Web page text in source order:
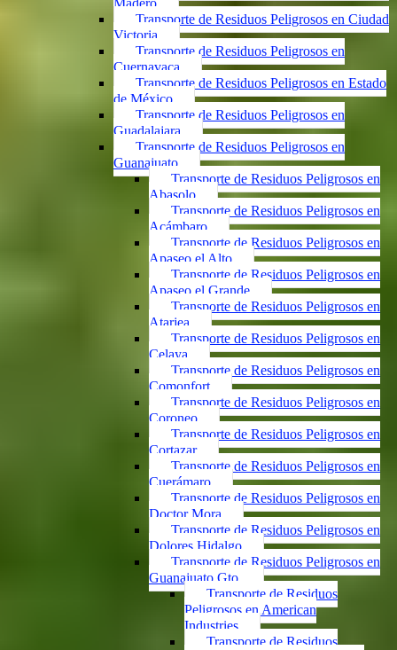
Madero
Transporte de Residuos Peligrosos en Ciudad
Victoria
Transporte de Residuos Peligrosos en
Cuernavaca
Transporte de Residuos Peligrosos en Estado
de México
Transporte de Residuos Peligrosos en
Guadalajara
Transporte de Residuos Peligrosos en
Guanajuato
Transporte de Residuos Peligrosos en
Abasolo
Transporte de Residuos Peligrosos en
Acámbaro
Transporte de Residuos Peligrosos en
Apaseo el Alto
Transporte de Residuos Peligrosos en
Apaseo el Grande
Transporte de Residuos Peligrosos en
Atarjea
Transporte de Residuos Peligrosos en
Celaya
Transporte de Residuos Peligrosos en
Comonfort
Transporte de Residuos Peligrosos en
Coroneo
Transporte de Residuos Peligrosos en
Cortazar
Transporte de Residuos Peligrosos en
Cuerámaro
Transporte de Residuos Peligrosos en
Doctor Mora
Transporte de Residuos Peligrosos en
Dolores Hidalgo
Transporte de Residuos Peligrosos en
Guanajuato Gto.
Transporte de Residuos
Peligrosos en American
Industries
Transporte de Residuos